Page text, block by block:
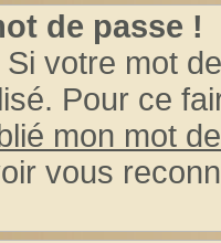
de passe !
votre mot
Pour ce
mon mot
vous